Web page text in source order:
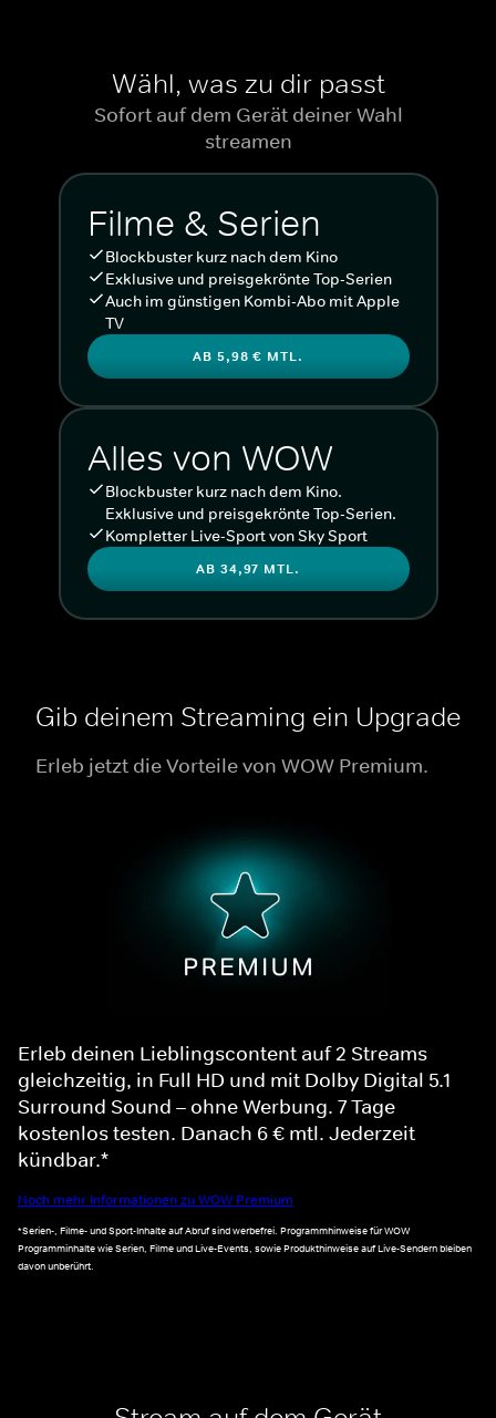
Wähl, was zu dir passt
Sofort auf dem Gerät deiner Wahl
streamen
Filme & Serien
Blockbuster kurz nach dem Kino
Exklusive und preisgekrönte Top-Serien
Auch im günstigen Kombi-Abo mit Apple
TV
AB 5,98 € MTL.
Alles von WOW
Blockbuster kurz nach dem Kino.
Exklusive und preisgekrönte Top-Serien.
Kompletter Live-Sport von Sky Sport
AB 34,97 MTL.
Gib deinem Streaming ein Upgrade
Erleb jetzt die Vorteile von WOW Premium.
Erleb deinen Lieblingscontent auf 2 Streams
gleichzeitig, in Full HD und mit Dolby Digital 5.1
Surround Sound – ohne Werbung. 7 Tage
kostenlos testen. Danach 6 € mtl. Jederzeit
kündbar.*
Noch mehr Informationen zu WOW Premium
*Serien-, Filme- und Sport-Inhalte auf Abruf sind werbefrei. Programmhinweise für WOW
Programminhalte wie Serien, Filme und Live-Events, sowie Produkthinweise auf Live-Sendern bleiben
davon unberührt.